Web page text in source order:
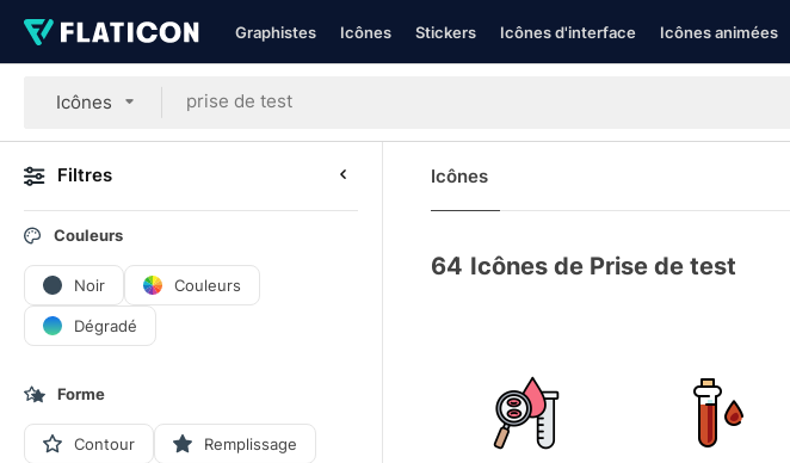
Graphistes Icônes Stickers Icônes d'interface Icônes animées
Icônes
Filtres
Couleurs
Noir Couleurs
Dégradé
Forme
Contour Remplissage
Icônes
64 Icônes de Prise de test